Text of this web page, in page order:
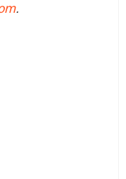
.